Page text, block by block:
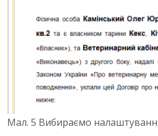
Мал. 5 Вибираємо